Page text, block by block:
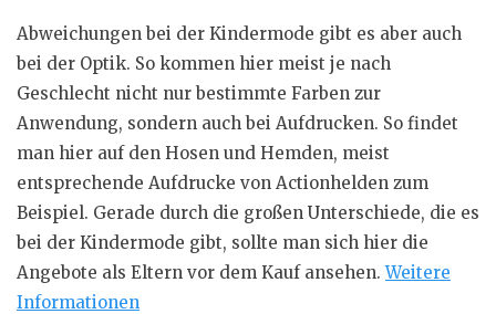
Abweichungen bei der Kindermode gibt es aber auch
bei der Optik. So kommen hier meist je nach
Geschlecht nicht nur bestimmte Farben zur
Anwendung, sondern auch bei Aufdrucken. So findet
man hier auf den Hosen und Hemden, meist
entsprechende Aufdrucke von Actionhelden zum
Beispiel. Gerade durch die großen Unterschiede, die es
bei der Kindermode gibt, sollte man sich hier die
Angebote als Eltern vor dem Kauf ansehen.Weitere
Informationen